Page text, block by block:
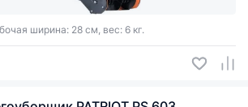
ширина: 28 см, вес: 6 кг.